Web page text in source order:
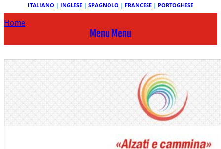
ITALIANO | INGLESE | SPAGNOLO | FRANCESE | PORTOGHESE
Home
Menu Menu